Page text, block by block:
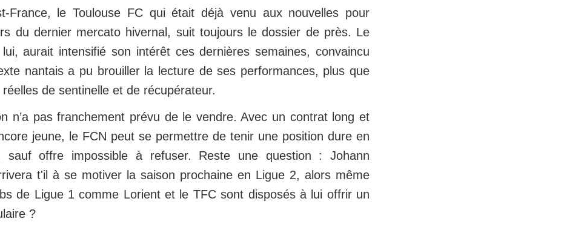
France, le Toulouse FC qui était déjà venu aux nouvelles pour
du dernier mercato hivernal, suit toujours le dossier de près. Le
aurait intensifié son intérêt ces dernières semaines, convaincu
nantais a pu brouiller la lecture de ses performances, plus que
de sentinelle et de récupérateur.
n’a pas franchement prévu de le vendre. Avec un contrat long et
jeune, le FCN peut se permettre de tenir une position dure en
sauf offre impossible à refuser. Reste une question : Johann
t'il à se motiver la saison prochaine en Ligue 2, alors même
de Ligue 1 comme Lorient et le TFC sont disposés à lui offrir un
?